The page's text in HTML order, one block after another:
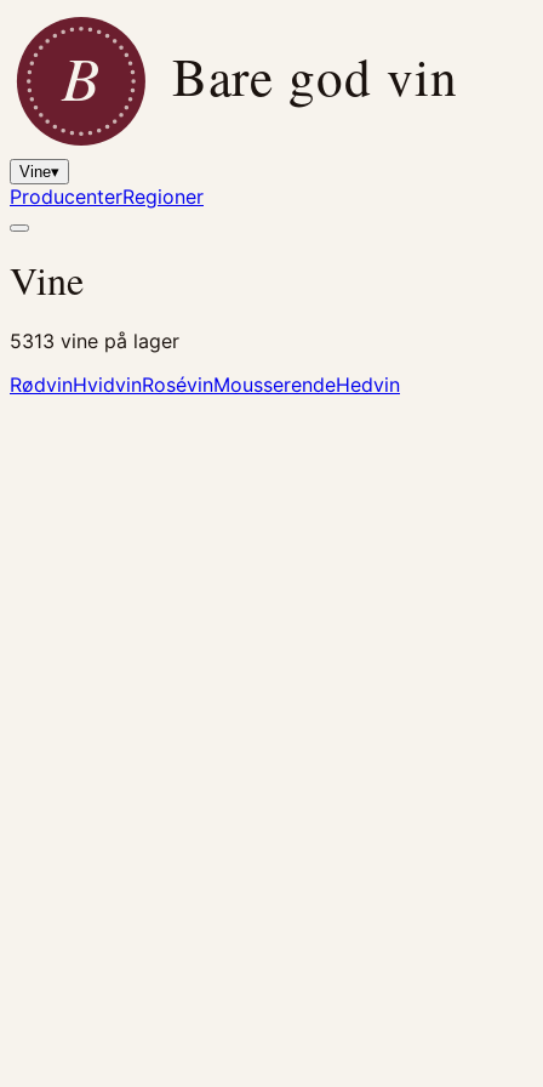
B Bare god vin
Vine▾
ProducenterRegioner
Vine
5313 vine på lager
RødvinHvidvinRosévinMousserendeHedvin